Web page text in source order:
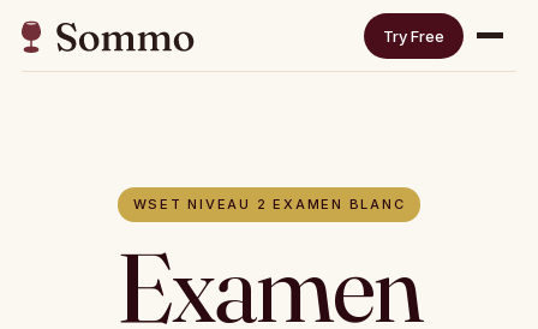
Try Free
WSET NIVEAU 2 EXAMEN BLANC
Examen